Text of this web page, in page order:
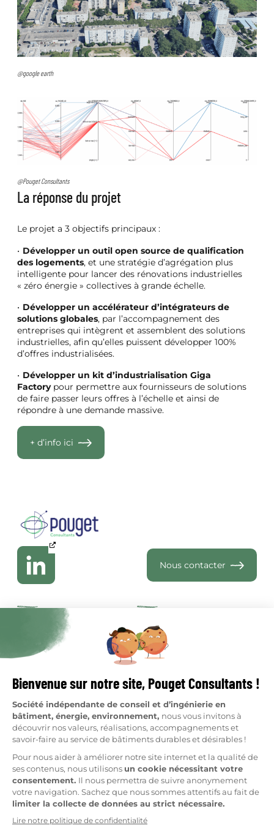
@google earth
@Pouget Consultants
La réponse du projet
Le projet a 3 objectifs principaux :
Développer un outil open source de qualification
des logements, et une stratégie d’agrégation plus
intelligente pour lancer des rénovations industrielles
« zéro énergie » collectives à grande échelle.
Développer un accélérateur d’intégrateurs de
solutions globales, par l’accompagnement des
entreprises qui intègrent et assemblent des solutions
industrielles, afin qu’elles puissent développer 100%
d’offres industrialisées.
Développer un kit d’industrialisation Giga
Factorypour permettre aux fournisseurs de solutions
de faire passer leurs offres à l’échelle et ainsi de
répondre à une demande massive.
+ d’info ici
Nous contacter
Qui sommes-nous
Réalisations
Nous rejoindre
Je suis copropriétaire
Je suis syndic
Métiers
Fabrique